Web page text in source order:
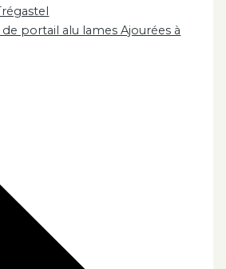
portail alu lames Ajourées à